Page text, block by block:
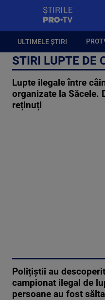
ULTIMELE ȘTIRI
STIRI LUPTE DE
Lupte ilegale între
organizate la Săcele.
reținuți
Polițiștii au
campionat ilegal de
persoane au fost